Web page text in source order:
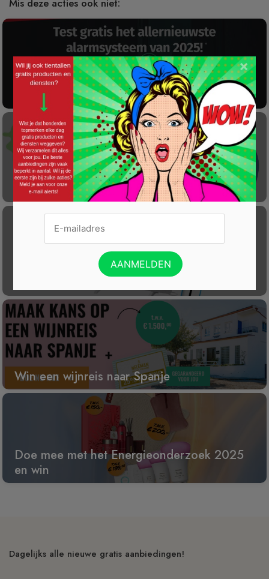
Mis deze acties ook niet:
Gratis 2025 Alarmsysteem Testen!
Laat éénmalig GRATIS je container reinigen
Gratis Princess elektrische kachel t.w.v. €
Win een wijnreis naar Spanje
Doe mee met het Energieonderzoek 2025
en win
Dagelijks alle nieuwe gratis aanbiedingen!
×